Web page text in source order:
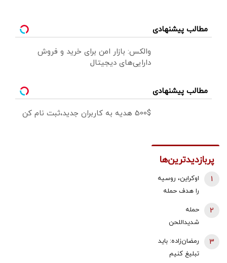
مطالب پیشنهادی
والکس: بازار امن برای خرید و فروش
دارایی‌های دیجیتال
مطالب پیشنهادی
500$ هدیه به کاربران جدید،ثبت نام کن
پربازدیدترین‌ها
اوکراین، روسیه
را هدف حمله
در پالایشگاه
سیزران
1
حمله
شدیداللحن
شهید رئیسی
به قالیباف/ چه
2
رمضان‌زاده: باید
تبلیغ کنیم
3